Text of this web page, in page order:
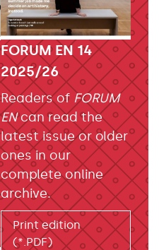
FORUM EN 14
2025/26
Readers of FORUM
ENcan read the
latest issue or older
ones in our
complete online
archive.
Print edition
(*.PDF)